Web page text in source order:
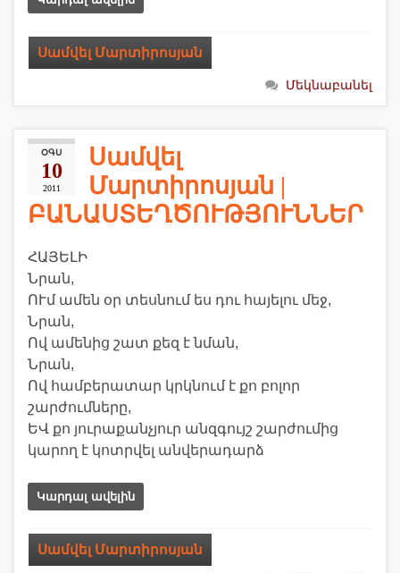
Սամվել Մարտիրոսյան
Մեկնաբանել
ՕԳՍ
10
2011
Սամվել
Մարտիրոսյան |
ԲԱՆԱՍՏԵՂԾՈՒԹՅՈՒՆՆԵՐ
ՀԱՅԵԼԻ
Նրան,
ՈՒմ ամեն օր տեսնում ես դու հայելու մեջ,
Նրան,
Ով ամենից շատ քեզ է նման,
Նրան,
Ով համբերատար կրկնում է քո բոլոր
շարժումները,
ԵՎ քո յուրաքանչյուր անզգույշ շարժումից
կարող է կոտրվել անվերադարձ
Կարդալ ավելին
Սամվել Մարտիրոսյան